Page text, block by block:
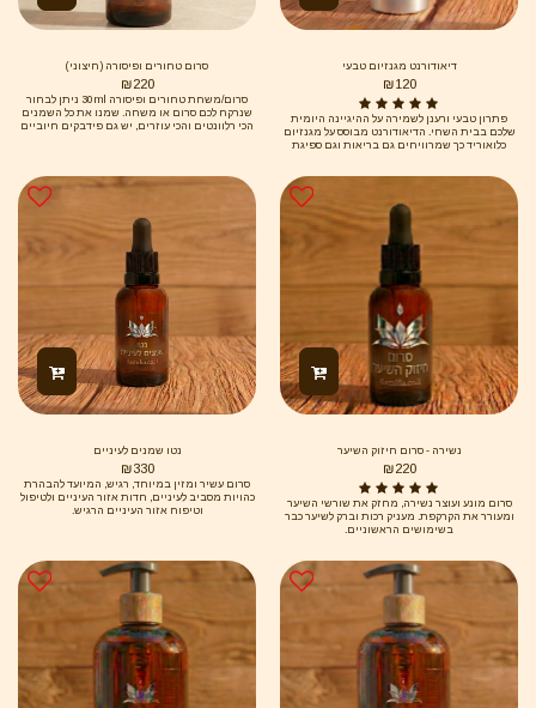
דיאודורנט מגנזיום טבעי
₪120
פתרון טבעי ורענן לשמירה על ההיגיינה היומית
שלכם בבית השחי. הדיאודורנט מבוסס על מגנזיום
כלואוריד כך שמרוויחים גם בריאות וגם ספיגת
סרום טחורים ופיסורה (חיצוני)
₪220
סרום/משחת טחורים ופיסורה 30ml ניתן לבחור
שנרקח לכם סרום או משחה. שמנו את כל השמנים
הכי רלוונטים והכי עוזרים, יש גם פידבקים חיוביים
בשירותים. הכי טוב היה "בול פגיעה" (כמו בצבא)
אבל מבינה את המוגבלות. אז שימו שרפרף גבוהה
ותתחילו להתרגל כי ככה מתפנים. כמובן שגם
שטיפה לאחר ההתפנות וחס וחלילה שימוש
במגבונים כי הם עושים ממש נזק, מייבשים הכל
ומחדירים כימיקלים לא בריאים בכלל. אם אפשר
להיפטר גם מנייר הטואלט, ובכלל הכי טוב להתקלח
אחרי. גם פה אורח חיים לחוץ נותן את תרומתו
וקשיים בקבלת המציאות כפי שהיא. זה יכול לעבור,
לגמרי, אם תקפידו על תזונה, לעיסה, שתייה מרובה,
ישיבה נכונה בשירותים והיגיינה ללא כימיקלים.
שרף מור שמן אובילפיחה שמן נר הלילה תשרית
קלנדולה שמן אתרי - קופאיבה שמן אתרי - ברוש
שמן אתרי- גרניום מצרי שמן אתרי – קמומיל גרמני
שמן אתרי - אכילאה אלף העלה שמן אתרי -
הליקריסום ויטמין E
נשירה - סרום חיזוק השיער
₪220
סרום מונע ועוצר נשירה, מחזק את שורשי השיער
ומעורר את הקרקפת. מעניק רכות וברק לשיער כבר
בשימושים הראשוניים.
נטו שמנים לעיניים
₪330
סרום עשיר ומזין במיוחד, רגיש, המיועד להבהרת
כהויות מסביב לעיניים, חדות אזור העיניים ולטיפול
וטיפוח אזור העיניים הרגיש.